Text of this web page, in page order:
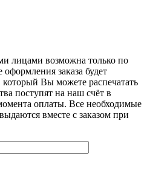
лицами возможна только по
заказа будет
Вы можете распечатать
поступят на наш счёт в
оплаты. Все необходимые
вместе с заказом при